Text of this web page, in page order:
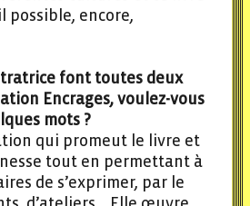
possible, encore,
font toutes deux
Encrages, voulez-vous
mots ?
qui promeut le livre et
tout en permettant à
de s’exprimer, par le